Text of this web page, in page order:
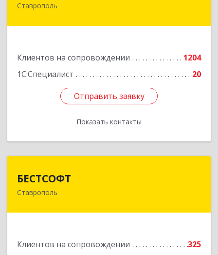
Ставрополь
Клиентов на сопровождении
1204
1С:Специалист
20
Отправить заявку
Показать контакты
355002, Ставропольский край, Ставрополь г,
Отправить заявку
Назад
БЕСТСОФТ
Ставрополь
Клиентов на сопровождении
325
355011, Ставропольский край, Ставрополь г,